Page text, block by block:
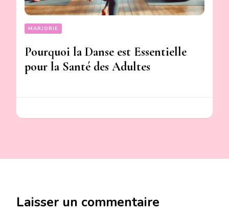
MARJORIE
Pourquoi la Danse est Essentielle
pour la Santé des Adultes
Laisser un commentaire